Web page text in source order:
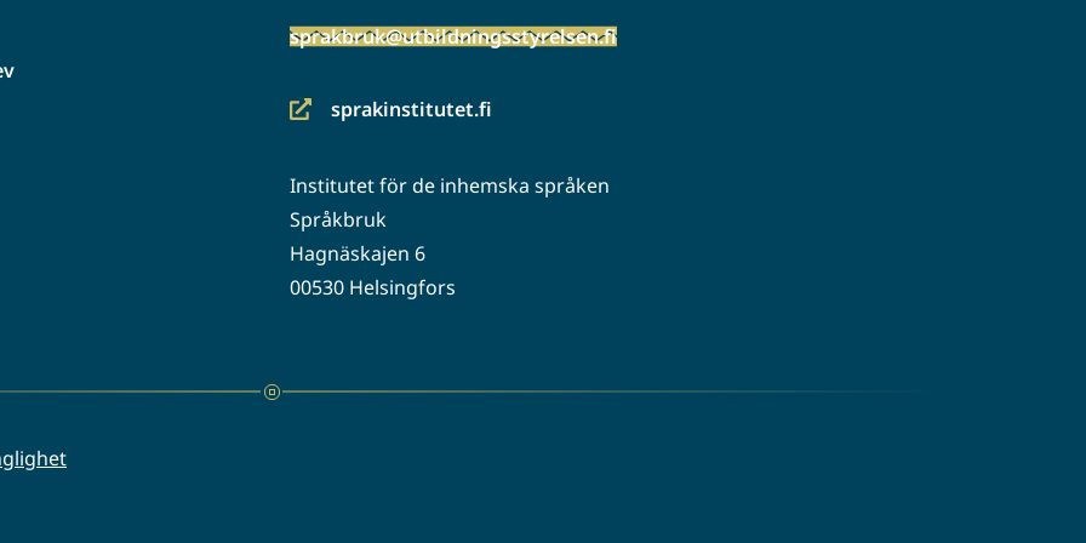
sprakbruk@utbildningsstyrelsen.fi
sprakinstitutet.fi
(siirryt
palveluun)
Institutet för de inhemska språken
Språkbruk
Hagnäskajen 6
00530 Helsingfors